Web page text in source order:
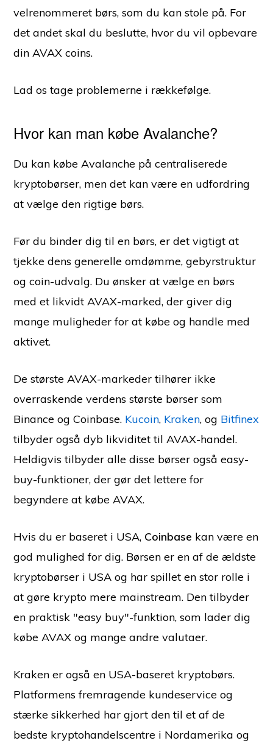
velrenommeret børs, som du kan stole på. For
det andet skal du beslutte, hvor du vil opbevare
din AVAX coins.
Lad os tage problemerne i rækkefølge.
Hvor kan man købe Avalanche?
Du kan købe Avalanche på centraliserede
kryptobørser, men det kan være en udfordring
at vælge den rigtige børs.
Før du binder dig til en børs, er det vigtigt at
tjekke dens generelle omdømme, gebyrstruktur
og coin-udvalg. Du ønsker at vælge en børs
med et likvidt AVAX-marked, der giver dig
mange muligheder for at købe og handle med
aktivet.
De største AVAX-markeder tilhører ikke
overraskende verdens største børser som
Binance og Coinbase. Kucoin, Kraken, og Bitfinex
tilbyder også dyb likviditet til AVAX-handel.
Heldigvis tilbyder alle disse børser også easy-
buy-funktioner, der gør det lettere for
begyndere at købe AVAX.
Hvis du er baseret i USA, Coinbase kan være en
god mulighed for dig. Børsen er en af de ældste
kryptobørser i USA og har spillet en stor rolle i
at gøre krypto mere mainstream. Den tilbyder
en praktisk "easy buy"-funktion, som lader dig
købe AVAX og mange andre valutaer.
Kraken er også en USA-baseret kryptobørs.
Platformens fremragende kundeservice og
stærke sikkerhed har gjort den til et af de
bedste kryptohandelscentre i Nordamerika og